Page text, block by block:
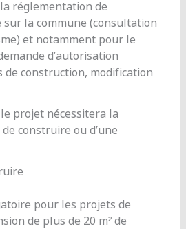
réglementation de
sur la commune (consultation
et notamment pour le
d’autorisation
construction, modification
projet nécessitera la
construire ou d’une
pour les projets de
de plus de 20 m² de